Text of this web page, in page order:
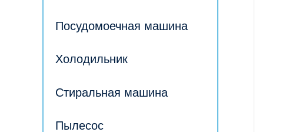
Посудомоечная машина
Холодильник
Стиральная машина
Пылесос